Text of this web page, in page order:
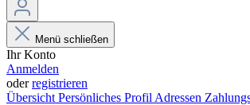
Menü schließen
Ihr Konto
Anmelden
oderregistrieren
Übersicht Persönliches Profil Adressen